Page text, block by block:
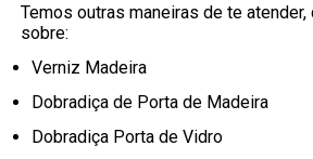
Temos outras maneiras de te atender,
sobre:
Verniz Madeira
Dobradiça de Porta de Madeira
Dobradiça Porta de Vidro